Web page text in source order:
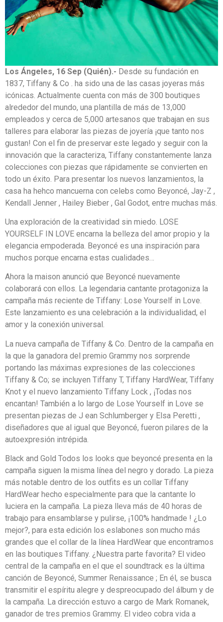
Los Ángeles, 16 Sep (Quién).- Desde su fundación en
1837, Tiffany & Co . ha sido una de las casas joyeras más
icónicas. Actualmente cuenta con más de 300 boutiques
alrededor del mundo, una plantilla de más de 13,000
empleados y cerca de 5,000 artesanos que trabajan en sus
talleres para elaborar las piezas de joyería ¡que tanto nos
gustan! Con el fin de preservar este legado y seguir con la
innovación que la caracteriza, Tiffany constantemente lanza
colecciones con piezas que rápidamente se convierten en
todo un éxito. Para presentar los nuevos lanzamientos, la
casa ha hehco mancuerna con celebs como Beyoncé, Jay-Z ,
Kendall Jenner , Hailey Bieber , Gal Godot, entre muchas más.
Una exploración de la creatividad sin miedo. LOSE
YOURSELF IN LOVE encarna la belleza del amor propio y la
elegancia empoderada. Beyoncé es una inspiración para
muchos porque encarna estas cualidades…
Ahora la maison anunció que Beyoncé nuevamente
colaborará con ellos. La legendaria cantante protagoniza la
campaña más reciente de Tiffany: Lose Yourself in Love.
Este lanzamiento es una celebración a la individualidad, el
amor y la conexión universal.
La nueva campaña de Tiffany & Co. Dentro de la campaña en
la que la ganadora del premio Grammy nos sorprende
portando las máximas expresiones de las colecciones
Tiffany & Co; se incluyen Tiffany T, Tiffany HardWear, Tiffany
Knot y el nuevo lanzamiento Tiffany Lock , ¡Todas nos
encantan! También a lo largo de Lose Yourself in Love se
presentan piezas de J ean Schlumberger y Elsa Peretti ,
diseñadores que al igual que Beyoncé, fueron pilares de la
autoexpresión intrépida.
Black and Gold Todos los looks que beyoncé presenta en la
campaña siguen la misma línea del negro y dorado. La pieza
más notable dentro de los outfits es un collar Tiffany
HardWear hecho especialmente para que la cantante lo
luciera en la campaña. La pieza lleva más de 40 horas de
trabajo para ensamblarse y pulirse, ¡100% handmade ! ¿Lo
mejor?, para esta edición los eslabones son mucho más
grandes que el collar de la línea HardWear que encontramos
en las boutiques Tiffany. ¿Nuestra parte favorita? El video
central de la campaña en el que el soundtrack es la última
canción de Beyoncé, Summer Renaissance ; En él, se busca
transmitir el espíritu alegre y despreocupado del álbum y de
la campaña. La dirección estuvo a cargo de Mark Romanek,
ganador de tres premios Grammy. El video cobra vida a